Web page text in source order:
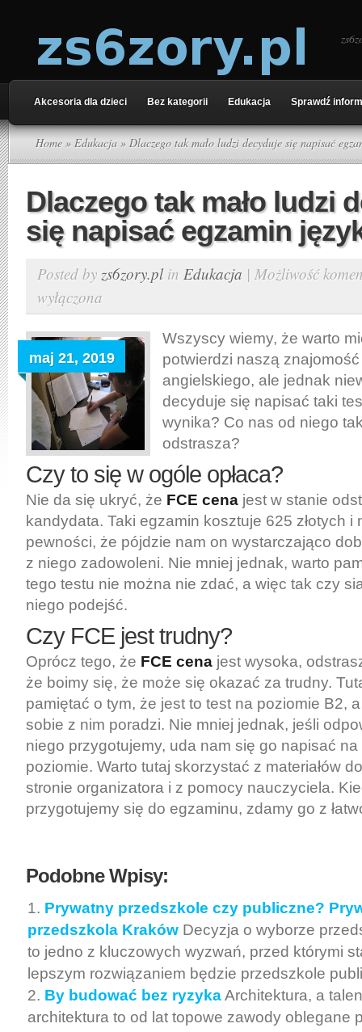
Akcesoria dla dzieci Bez kategorii Edukacja Sprawdź
Home » Edukacja » Dlaczego tak mało ludzi decyduje się napisać
Dlaczego tak mało ludzi
się napisać egzamin
Posted by zs6zory.plin Edukacja | Możliwość
wyłączona
maj 21, 2019
Wszyscy wiemy, że warto
potwierdzi naszą
angielskiego, ale jednak
decyduje się napisać taki
wynika? Co nas od niego
odstrasza?
Czy to się w ogóle opłaca?
Nie da się ukryć, że FCE cena jest w stanie
kandydata. Taki egzamin kosztuje 625 złotych i
pewności, że pójdzie nam on wystarczająco
z niego zadowoleni. Nie mniej jednak, warto
tego testu nie można nie zdać, a więc tak czy
niego podejść.
Czy FCE jest trudny?
Oprócz tego, że FCE cena jest wysoka,
że boimy się, że może się okazać za trudny.
pamiętać o tym, że jest to test na poziomie B2,
sobie z nim poradzi. Nie mniej jednak, jeśli
niego przygotujemy, uda nam się go napisać
poziomie. Warto tutaj skorzystać z materiałów
stronie organizatora i z pomocy nauczyciela.
przygotujemy się do egzaminu, zdamy go z
Podobne Wpisy:
Prywatny przedszkole czy publiczne?
przedszkola Kraków Decyzja o wyborze
to jedno z kluczowych wyzwań, przed którymi
lepszym rozwiązaniem będzie przedszkole
By budować bez ryzykaArchitektura, a
architektura to od lat topowe zawody oblegane